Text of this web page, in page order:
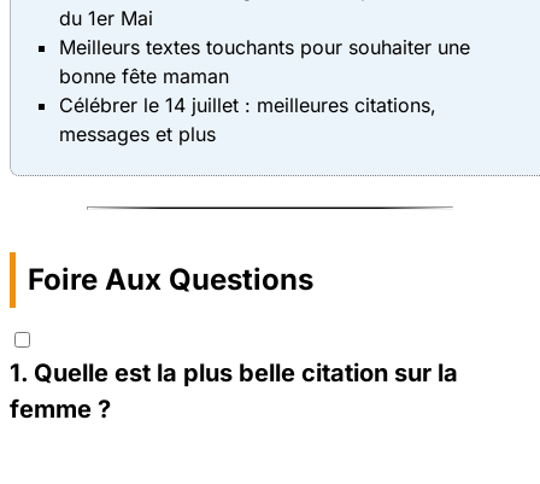
du 1er Mai
Meilleurs textes touchants pour souhaiter une
bonne fête maman
Célébrer le 14 juillet : meilleures citations,
messages et plus
Foire Aux Questions
1. Quelle est la plus belle citation sur la
femme ?